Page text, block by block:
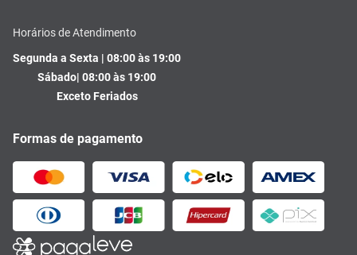
Horários de Atendimento
Segunda a Sexta | 08:00 às 19:00
Sábado| 08:00 às 19:00
Exceto Feriados
Formas de pagamento